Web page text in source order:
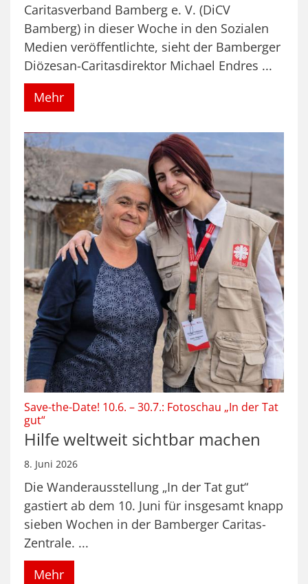
Caritasverband Bamberg e. V. (DiCV
Bamberg) in dieser Woche in den Sozialen
Medien veröffentlichte, sieht der Bamberger
Diözesan-Caritasdirektor Michael Endres ...
Mehr
Save-the-Date! 10.6. – 30.7.: Fotoschau „In der Tat
gut“:
Hilfe weltweit sichtbar machen
8. Juni 2026
Die Wanderausstellung „In der Tat gut“
gastiert ab dem 10. Juni für insgesamt knapp
sieben Wochen in der Bamberger Caritas-
Zentrale. ...
Mehr